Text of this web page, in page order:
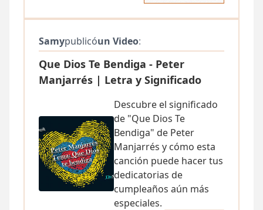
Samypublicóun Video:
Que Dios Te Bendiga - Peter
Manjarrés | Letra y Significado
Descubre el significado
de "Que Dios Te
Bendiga" de Peter
Manjarrés y cómo esta
canción puede hacer tus
dedicatorias de
cumpleaños aún más
especiales.